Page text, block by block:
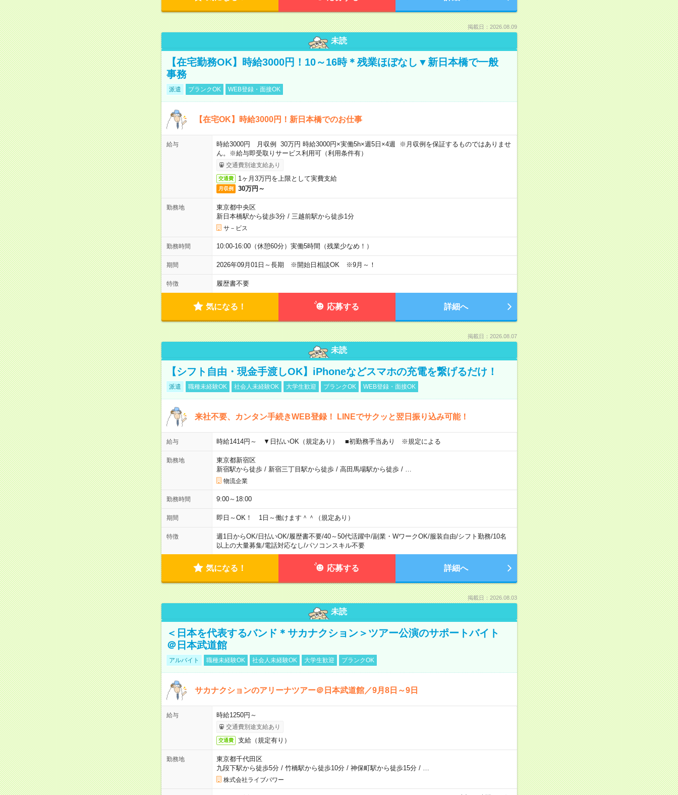
掲載日：2026.08.09
未読
【在宅勤務OK】時給3000円！10～16時＊残業ほぼなし▼新日本橋で一般
事務
派遣 ブランクOK WEB登録・面接OK
【在宅OK】時給3000円！新日本橋でのお仕事
給与
時給3000円 月収例 30万円 時給3000円×実働5h×週5日×4週 ※月収例を保証するものではありませ
ん。※給与即受取りサービス利用可（利用条件有）
交通費別途支給あり
交通費 1ヶ月3万円を上限として実費支給
月収例 30万円～
勤務地
東京都中央区
新日本橋駅から徒歩3分/ 三越前駅から徒歩1分
サ－ビス
勤務時間 10:00-16:00（休憩60分）実働5時間（残業少なめ！）
期間 2026年09月01日～長期 ※開始日相談OK ※9月～！
特徴 履歴書不要
気になる！ 応募する 詳細へ
掲載日：2026.08.07
未読
【シフト自由・現金手渡しOK】iPhoneなどスマホの充電を繋げるだけ！
派遣 職種未経験OK 社会人未経験OK 大学生歓迎 ブランクOK WEB登録・面接OK
来社不要、カンタン手続きWEB登録！ LINEでサクッと翌日振り込み可能！
給与 時給1414円～ ▼日払いOK（規定あり） ■初勤務手当あり ※規定による
勤務地
東京都新宿区
新宿駅から徒歩/ 新宿三丁目駅から徒歩/ 高田馬場駅から徒歩/
物流企業
勤務時間 9:00～18:00
期間 即日～OK！ 1日～働けます＾＾（規定あり）
特徴 週1日からOK/日払いOK/履歴書不要/40～50代活躍中/副業・WワークOK/服装自由/シフト勤務/10名
以上の大量募集/電話対応なし/パソコンスキル不要
気になる！ 応募する 詳細へ
掲載日：2026.08.03
未読
＜日本を代表するバンド＊サカナクション＞ツアー公演のサポートバイト
＠日本武道館
アルバイト 職種未経験OK 社会人未経験OK 大学生歓迎 ブランクOK
サカナクションのアリーナツアー＠日本武道館／9月8日～9日
給与 時給1250円～
交通費別途支給あり
交通費 支給（規定有り）
勤務地
東京都千代田区
九段下駅から徒歩5分/ 竹橋駅から徒歩10分/ 神保町駅から徒歩15分/
株式会社ライブパワー